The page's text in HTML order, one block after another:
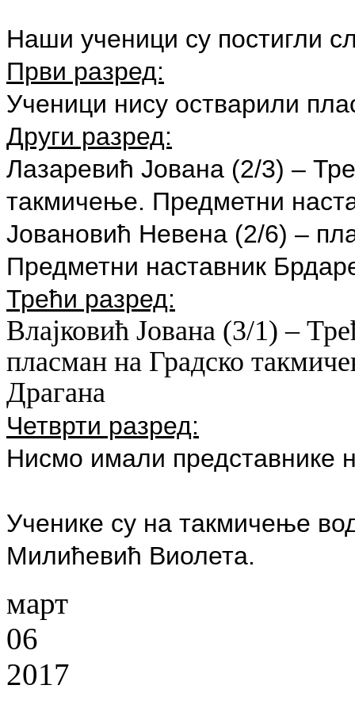
Наши ученици су постигли
Први разред:
Ученици нису остварили
Други разред:
Лазаревић Јована (2/3) –
такмичење. Предметни
Јовановић Невена (2/6) –
Предметни наставник
Трећи разред:
Влајковић Јована (3/1) –
пласман на Градско
Драгана
Четврти разред:
Нисмо имали представнике
Ученике су на такмичење
Милићевић Виолета.
март
06
2017